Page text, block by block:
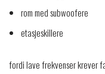
rom med subwoofere
etasjeskillere
fordi lave frekvenser krever